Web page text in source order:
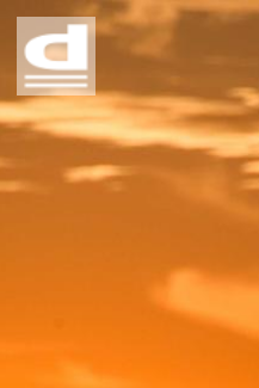
Home
Story
Profile